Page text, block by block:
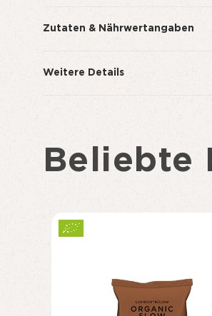
Zutaten & Nährwertangaben
Weitere Details
Beliebte